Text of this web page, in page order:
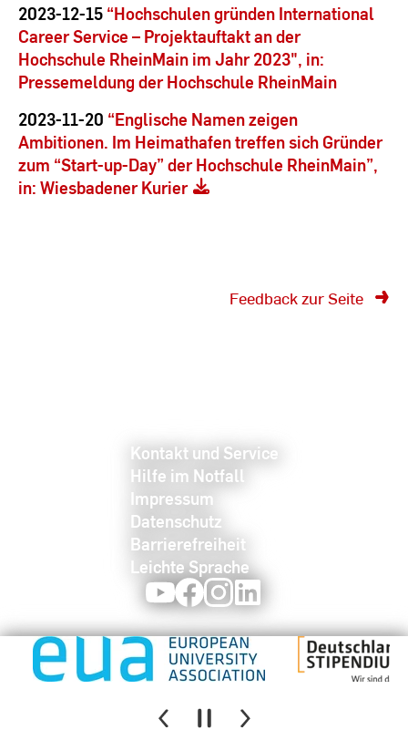
2023-12-15 “Hochschulen gründen International
Career Service – Projektauftakt an der
Hochschule RheinMain im Jahr 2023", in:
Pressemeldung der Hochschule RheinMain
2023-11-20 “Englische Namen zeigen
Ambitionen. Im Heimathafen treffen sich Gründer
zum “Start-up-Day” der Hochschule RheinMain”,
in: Wiesbadener Kurier
Feedback zur Seite
Kontakt und Service
Hilfe im Notfall
Impressum
Datenschutz
Barrierefreiheit
Leichte Sprache
YoutubeFacebookInstagram